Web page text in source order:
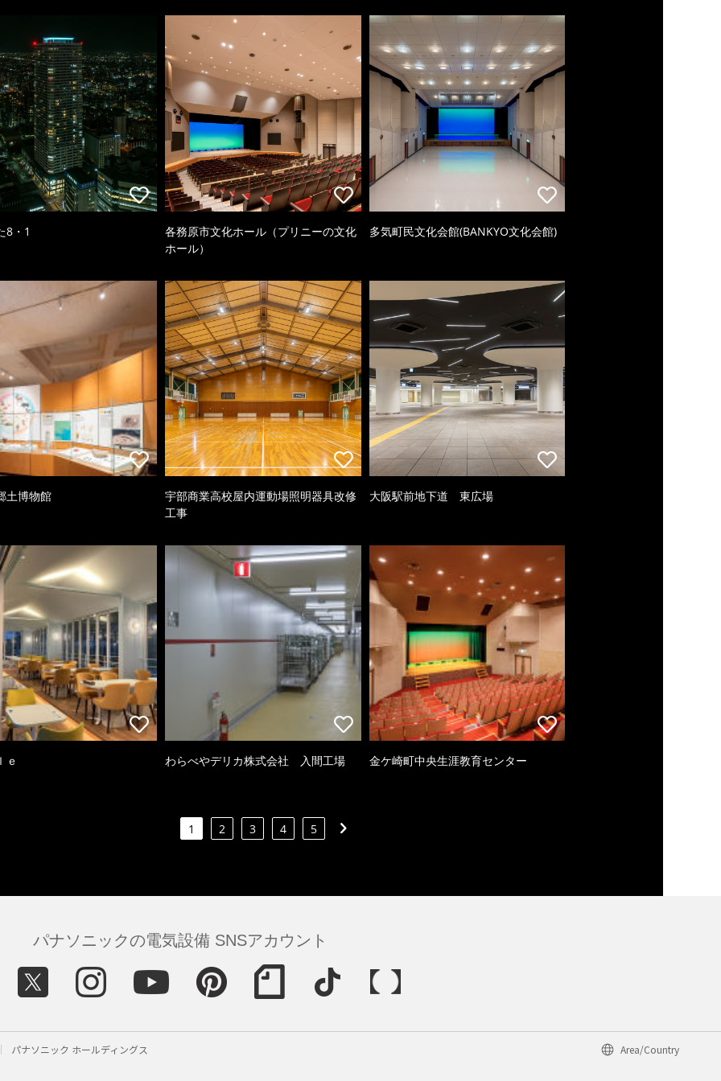
8・1
各務原市文化ホール（プリニーの文化
ホール）
多気町民文化会館(BANKYO文化会館)
土博物館
宇部商業高校屋内運動場照明器具改修
工事
大阪駅前地下道 東広場
ｅ わらべやデリカ株式会社 入間工場 金ケ崎町中央生涯教育センター
1 2 3 4 5
パナソニックの電気設備 SNSアカウント
パナソニック ホールディングス Area/Country